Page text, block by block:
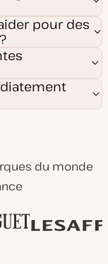
pour des
du monde